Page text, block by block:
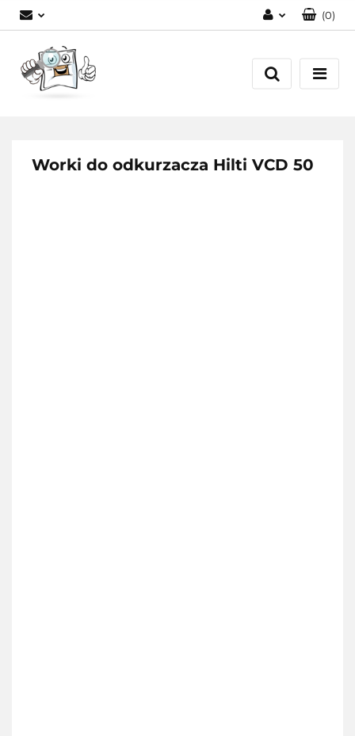
Zarejestruj się
(0)
Worki do odkurzacza Hilti VCD 50